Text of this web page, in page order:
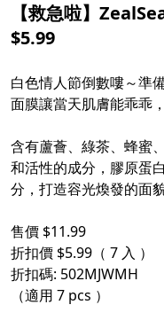
【救急啦】
$5.99
白色情人節倒數嘍～準
面膜讓當天肌膚能乖乖
含有蘆薈、綠茶、蜂蜜
和活性的成分，膠原蛋
分，打造容光煥發的面
售價 $11.99
折扣價 $5.99（ 7 入 ）
折扣碼: 502MJWMH
（適用 7 pcs ）